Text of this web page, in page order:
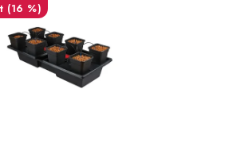
(16 %)